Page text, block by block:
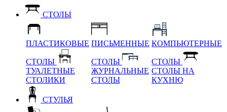
СТОЛЫ
ПЛАСТИКОВЫЕ
СТОЛЫ
ТУАЛЕТНЫЕ
СТОЛИКИ
ПИСЬМЕННЫЕ
СТОЛЫ
ЖУРНАЛЬНЫЕ
СТОЛЫ
КОМПЬЮТЕРНЫЕ
СТОЛЫ
СТОЛЫ НА
КУХНЮ
СТУЛЬЯ